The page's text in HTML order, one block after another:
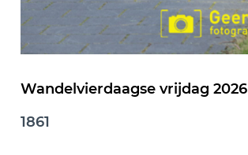
Wandelvierdaagse vrijdag 2026
1861